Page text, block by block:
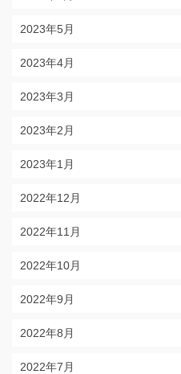
2023年5月
2023年4月
2023年3月
2023年2月
2023年1月
2022年12月
2022年11月
2022年10月
2022年9月
2022年8月
2022年7月